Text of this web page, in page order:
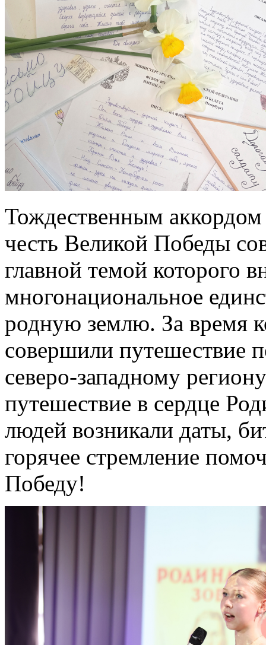
Тождественным
честь Великой Победы
главной темой которого
многонациональное
родную землю. За время
совершили путешествие
северо-западному
путешествие в сердце
людей возникали даты,
горячее стремление
Победу!